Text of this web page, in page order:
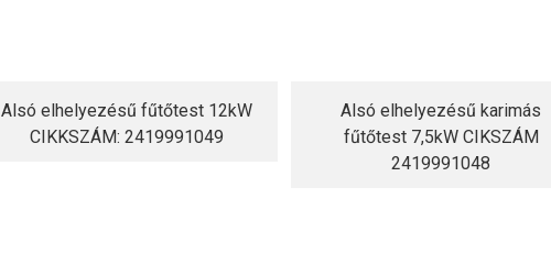
Alsó elhelyezésű fűtőtest 12kW
CIKKSZÁM: 2419991049
Alsó elhelyezésű karimás
fűtőtest 7,5kW CIKSZÁM
2419991048